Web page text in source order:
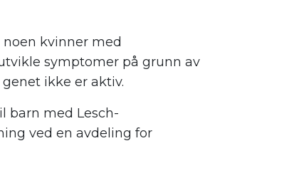
kvinner med
symptomer på grunn av
ikke er aktiv.
barn med Lesch-
ved en avdeling for